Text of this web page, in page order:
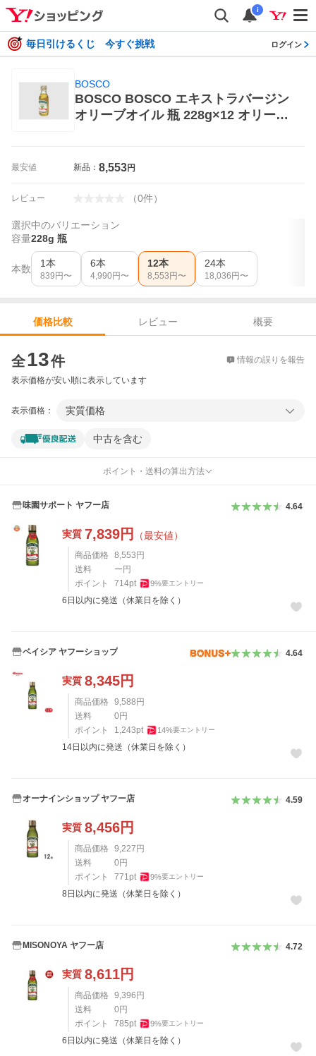
i
毎日引けるくじ 今すぐ挑戦 ログイン
BOSCO
BOSCO BOSCO エキストラバージン
オリーブオイル 瓶 228g×12 オリーブ
最安値 新品： 8,553円
レビュー （0件）
選択中のバリエーション
容量228g 瓶
本数 1本
839 円〜
6本
4,990 円〜
12本
8,553 円〜
24本
18,036 円〜
価格比較 レビュー
概要
全13件 情報の誤りを報告
表示価格が安い順に表示しています
表示価格： 実質価格
中古を含む
ポイント・送料の算出方法
味園サポート ヤフー店 4.64
実質 7,839円 （最安値）
商品価格 8,553 円
送料
ー円
ポイント
714pt 9%要エントリー
6日以内に発送（休業日を除く）
ベイシア ヤフーショップ 4.64
実質 8,345円
商品価格 9,588 円
送料
0 円
ポイント
1,243pt 14%要エントリー
14日以内に発送（休業日を除く）
オーナインショップ ヤフー店 4.59
実質 8,456円
商品価格 9,227 円
送料
0 円
ポイント
771pt 9%要エントリー
8日以内に発送（休業日を除く）
MISONOYA ヤフー店 4.72
実質 8,611円
商品価格 9,396 円
送料
0 円
ポイント
785pt 9%要エントリー
6日以内に発送（休業日を除く）